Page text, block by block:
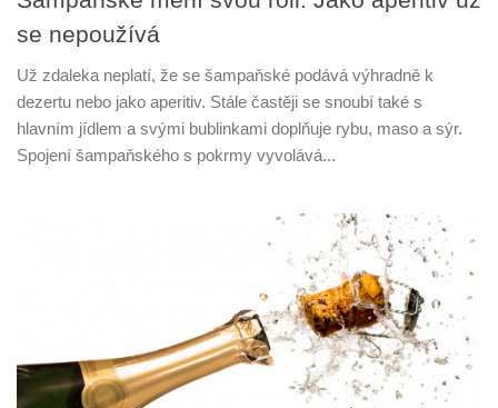
se nepoužívá
Už zdaleka neplatí, že se šampaňské podává výhradně k
dezertu nebo jako aperitiv. Stále častěji se snoubí také s
hlavním jídlem a svými bublinkami doplňuje rybu, maso a sýr.
Spojení šampaňského s pokrmy vyvolává...